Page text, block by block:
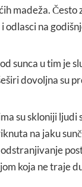
madeža.
i odlasci na
sunca u tim je
dovoljna su
su skloniji ljudi
na jaku
koja ne traje